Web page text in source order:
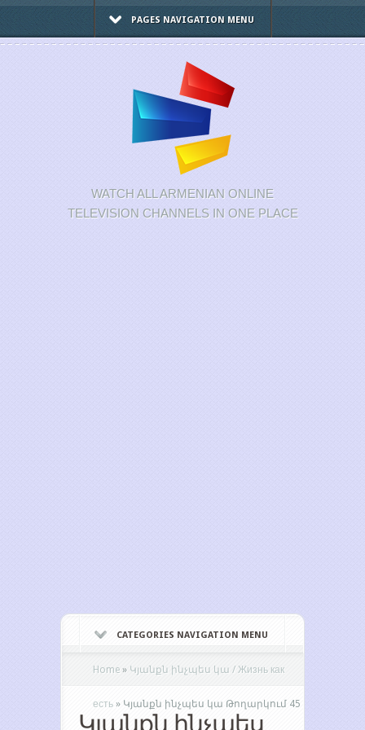
PAGES NAVIGATION MENU
WATCH ALL ARMENIAN ONLINE
TELEVISION CHANNELS IN ONE PLACE
CATEGORIES NAVIGATION MENU
Home » Կյանքն ինչպես կա / Жизнь как
есть » Կյանքն ինչպես կա Թողարկում 45
Կյանքն ինչպես